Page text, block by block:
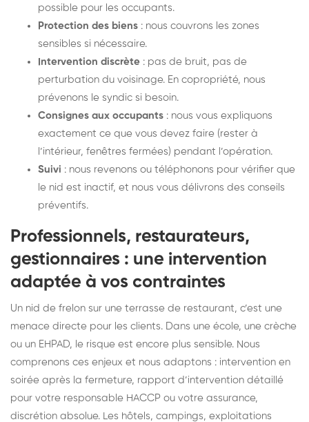
possible pour les occupants.
Protection des biens : nous couvrons les zones
sensibles si nécessaire.
Intervention discrète : pas de bruit, pas de
perturbation du voisinage. En copropriété, nous
prévenons le syndic si besoin.
Consignes aux occupants : nous vous expliquons
exactement ce que vous devez faire (rester à
l’intérieur, fenêtres fermées) pendant l’opération.
Suivi : nous revenons ou téléphonons pour vérifier que
le nid est inactif, et nous vous délivrons des conseils
préventifs.
Professionnels, restaurateurs,
gestionnaires : une intervention
adaptée à vos contraintes
Un nid de frelon sur une terrasse de restaurant, c’est une
menace directe pour les clients. Dans une école, une crèche
ou un EHPAD, le risque est encore plus sensible. Nous
comprenons ces enjeux et nous adaptons : intervention en
soirée après la fermeture, rapport d’intervention détaillé
pour votre responsable HACCP ou votre assurance,
discrétion absolue. Les hôtels, campings, exploitations